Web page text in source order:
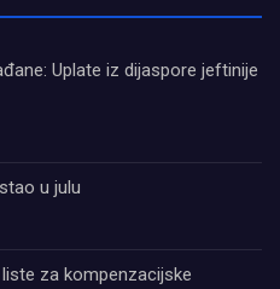
Uplate iz dijaspore jeftinije
u julu
za kompenzacijske